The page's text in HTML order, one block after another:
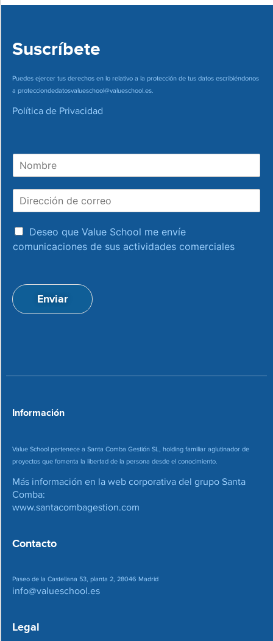
Suscríbete
Puedes ejercer tus derechos en lo relativo a la protección de tus datos escribiéndonos
a protecciondedatosvalueschool@valueschool.es.
Política de Privacidad
e
c
n
d
e
a
c
e
a
c
Deseo que Value School me envíe
comunicaciones de sus actividades comerciales
Enviar
Información
Value School pertenece a Santa Comba Gestión SL, holding familiar aglutinador de
proyectos que fomenta la libertad de la persona desde el conocimiento.
Más información en la web corporativa del grupo Santa
Comba:
www.santacombagestion.com
Contacto
Paseo de la Castellana 53, planta 2, 28046 Madrid
info@valueschool.es
Legal